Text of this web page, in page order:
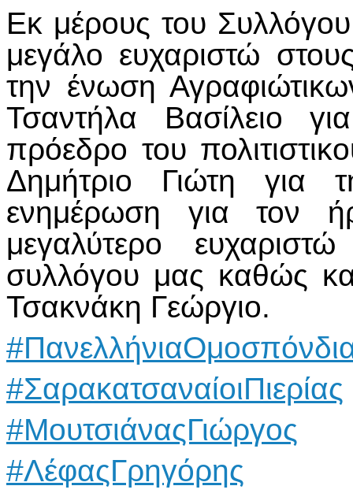
Εκ μέρους του
μεγάλο ευχαριστώ
την ένωση
Τσαντήλα Βασίλειο
πρόεδρο του
Δημήτριο Γιώτη για
ενημέρωση για τον
μεγαλύτερο
συλλόγου μας καθώς
Τσακνάκη Γεώργιο.
#ΣαρακατσαναίοιΠιερίας
#ΜουτσιάναςΓιώργος
#ΛέφαςΓρηγόρης